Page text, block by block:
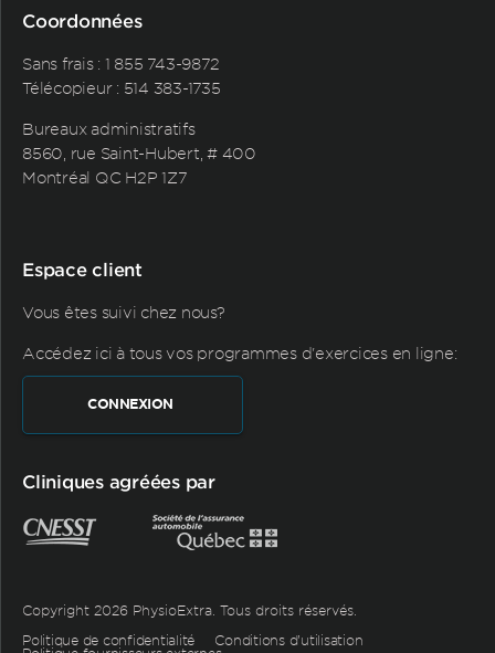
Coordonnées
Sans frais : 1 855 743-9872
Télécopieur : 514 383-1735
Bureaux administratifs
8560, rue Saint-Hubert, # 400
Montréal QC H2P 1Z7
Espace client
Vous êtes suivi chez nous?
Accédez ici à tous vos programmes d'exercices en ligne:
CONNEXION
Cliniques agréées par
Copyright 2026 PhysioExtra. Tous droits réservés.
Politique de confidentialité
Conditions d’utilisation